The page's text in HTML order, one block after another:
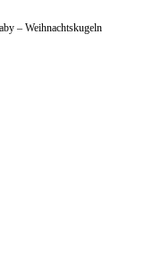
– Weihnachtskugeln